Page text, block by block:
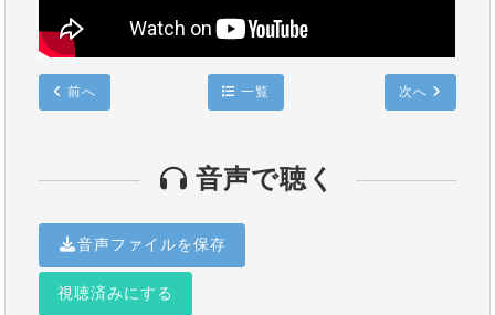
前へ 一覧 次へ
音声で聴く
音声ファイルを保存
視聴済みにする